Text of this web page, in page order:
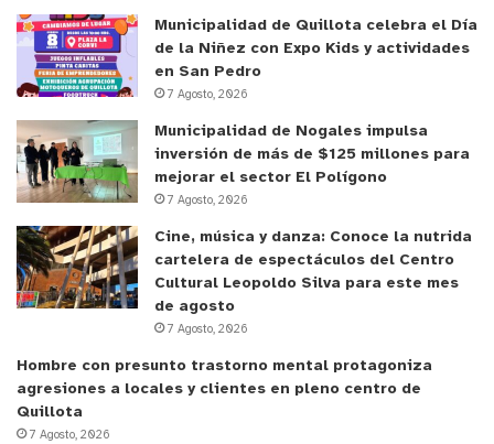
protegido. Esto nos hace aprender mucho, así que
agradecemos el espacio”.
Camila Lazo Molina, seremi de la Mujer y Equidad
de Género de la Región de Valparaíso, destacó el
valor de estas etapas evaluativas para entender el
impacto específico del programa en la vida de las
mujeres.
“Para nosotras como Ministerio de la Mujer y la
Equidad de Género, tenemos elementos que
trabajar en los territorios. Estas evaluaciones nos
sirven para saber cuál ha sido el impacto del
programa en la vida de las mujeres, donde ellas
mismas han destacado el empoderamiento, las
Municipalidad de Quillota celebra el Día
de la Niñez con Expo Kids y actividades
en San Pedro
7 Agosto, 2026
Municipalidad de Nogales impulsa
inversión de más de $125 millones para
mejorar el sector El Polígono
7 Agosto, 2026
Cine, música y danza: Conoce la nutrida
cartelera de espectáculos del Centro
Cultural Leopoldo Silva para este mes
de agosto
7 Agosto, 2026
Hombre con presunto trastorno mental protagoniza
agresiones a locales y clientes en pleno centro de
Quillota
7 Agosto, 2026